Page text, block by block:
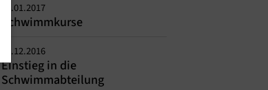
01.01.2017
Schwimmkurse
01.12.2016
Einstieg in die
Schwimmabteilung